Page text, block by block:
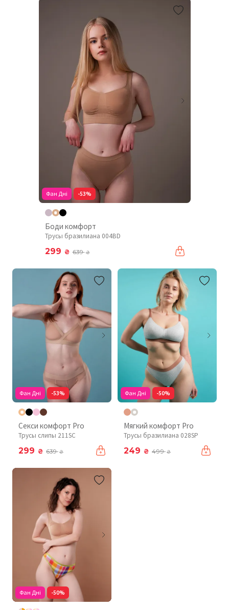
Фан Дні -53%
Боди комфорт
Трусы бразилиана 004BD
299 ₴ 639₴
Фан Дні -53%
Секси комфорт Pro
Трусы слипы 211SC
299 ₴ 639₴
Фан Дні -50%
Мягкий комфорт Pro
Трусы бразилиана 028SP
249 ₴ 499₴
Фан Дні -50%